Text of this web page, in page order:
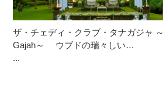
ザ・チェディ・クラブ・タナガジャ
Gajah～ ウブドの瑞々しい…
...